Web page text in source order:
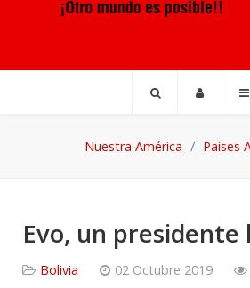
Nuestra América Paises
Evo, un presidente
Bolivia 02 Octubre 2019